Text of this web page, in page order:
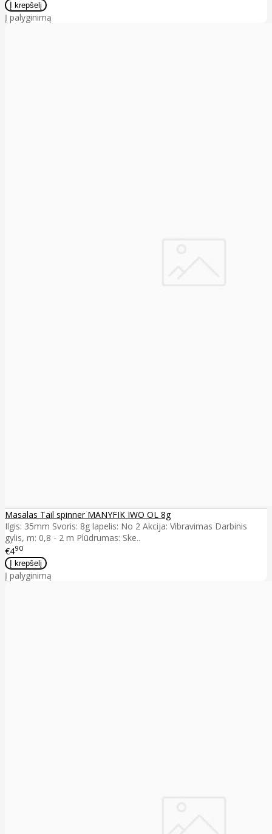
Į palyginimą
Masalas Tail spinner MANYFIK IWO OL 8g
Ilgis: 35mm Svoris: 8g lapelis: No 2 Akcija: Vibravimas Darbinis
gylis, m: 0,8 - 2 m Plūdrumas: Ske..
€490
Į palyginimą